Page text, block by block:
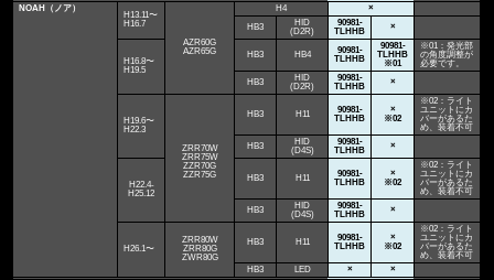
NOAH（ノア）
H13.11〜
H16.7
AZR60G
AZR65G
H4
×
HB3
HID
(D2R)
90981-
TLHHB
×
H16.8〜
H19.5
HB3 HB4
90981-
TLHHB
90981-
TLHHB
※01
※01：発光部
の角度調整が
必要です。
HB3
HID
(D2R)
90981-
TLHHB
×
H19.6〜
H22.3
ZRR70W
ZRR75W
ZZR70G
ZZR75G
HB3 H11
90981-
TLHHB
×
※02
※02：ライト
ユニットにカ
バーがあるた
め、装着不可
HB3
HID
(D4S)
90981-
TLHHB
×
H22.4-
H25.12
HB3 H11
90981-
TLHHB
×
※02
※02：ライト
ユニットにカ
バーがあるた
め、装着不可
HB3
HID
(D4S)
90981-
TLHHB
×
H26.1〜
ZRR80W
ZRR80G
ZWR80G
HB3 H11
90981-
TLHHB
×
※02
※02：ライト
ユニットにカ
バーがあるた
め、装着不可
HB3
LED × ×